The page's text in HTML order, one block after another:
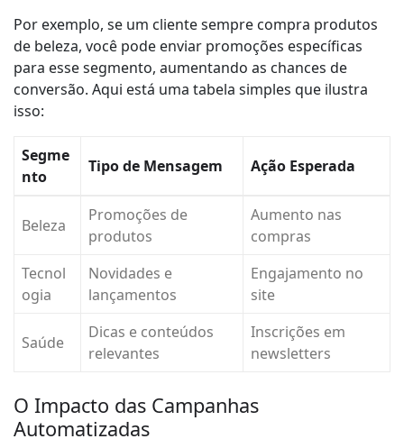
Por exemplo, se um cliente sempre compra produtos
de beleza, você pode enviar promoções específicas
para esse segmento, aumentando as chances de
conversão. Aqui está uma tabela simples que ilustra
isso:
Segme
nto
Tipo de Mensagem Ação Esperada
Beleza
Promoções de
produtos
Aumento nas
compras
Tecnol
ogia
Novidades e
lançamentos
Engajamento no
site
Saúde
Dicas e conteúdos
relevantes
Inscrições em
newsletters
O Impacto das Campanhas
Automatizadas